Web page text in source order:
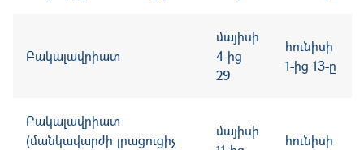
Բակալավրիատ
մայիսի
4-ից
29
հունիսի
1-ից 13-ը
Բակալավրիատ
(մանկավարժի լրացուցիչ
մայիսի
հունիսի